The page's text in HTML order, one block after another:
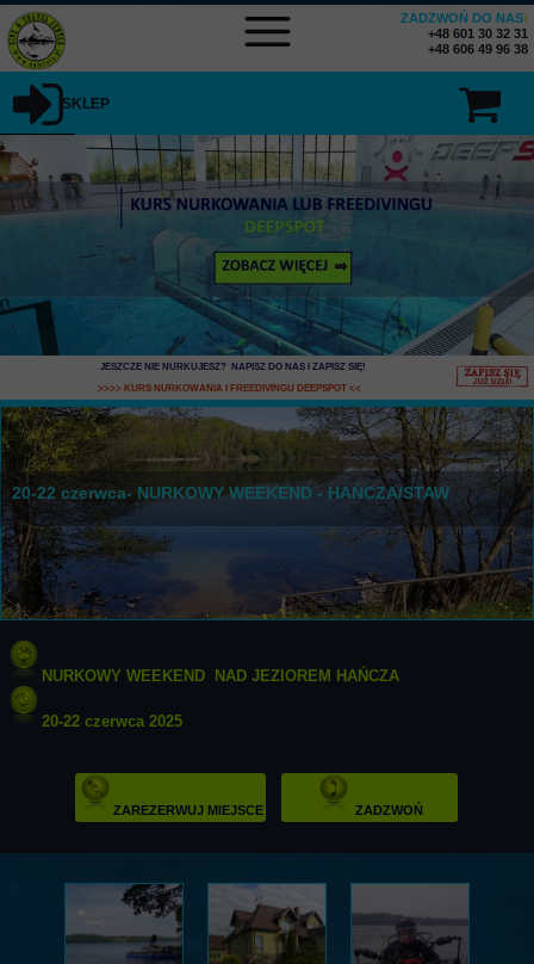
SKLEP
ZADZWOŃ DO NAS:
+48 601 30 32 31
+48 606 49 96 38
JESZCZE NIE NURKUJESZ? NAPISZ DO NAS I ZAPISZ SIĘ!
>>>> KURS NURKOWANIA I FREEDIVINGU DEEPSPOT<<
ZADZWOŃ
ZAREZERWUJ MIEJSCE
NURKOWY WEEKEND NAD JEZIOREM HAŃCZA
20-22 czerwca 2025
20-22 czerwca- NURKOWY WEEKEND - HAŃCZA/STAW